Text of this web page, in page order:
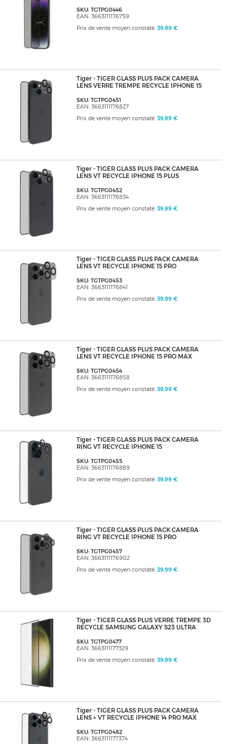
SKU: TGTPG0446
EAN: 3663111176759
Prix de vente moyen constaté: 39,99 €
Tiger - TIGER GLASS PLUS PACK CAMERA
LENS VERRE TREMPE RECYCLE IPHONE 15
SKU: TGTPG0451
EAN: 3663111176827
Prix de vente moyen constaté: 39,99 €
Tiger - TIGER GLASS PLUS PACK CAMERA
LENS VT RECYCLE IPHONE 15 PLUS
SKU: TGTPG0452
EAN: 3663111176834
Prix de vente moyen constaté: 39,99 €
Tiger - TIGER GLASS PLUS PACK CAMERA
LENS VT RECYCLE IPHONE 15 PRO
SKU: TGTPG0453
EAN: 3663111176841
Prix de vente moyen constaté: 39,99 €
Tiger - TIGER GLASS PLUS PACK CAMERA
LENS VT RECYCLE IPHONE 15 PRO MAX
SKU: TGTPG0454
EAN: 3663111176858
Prix de vente moyen constaté: 39,99 €
Tiger - TIGER GLASS PLUS PACK CAMERA
RING VT RECYCLE IPHONE 15
SKU: TGTPG0455
EAN: 3663111176889
Prix de vente moyen constaté: 39,99 €
Tiger - TIGER GLASS PLUS PACK CAMERA
RING VT RECYCLE IPHONE 15 PRO
SKU: TGTPG0457
EAN: 3663111176902
Prix de vente moyen constaté: 39,99 €
Tiger - TIGER GLASS PLUS VERRE TREMPE 3D
RECYCLE SAMSUNG GALAXY S23 ULTRA
SKU: TGTPG0477
EAN: 3663111177329
Prix de vente moyen constaté: 39,99 €
Tiger - TIGER GLASS PLUS PACK CAMERA
LENS + VT RECYCLE IPHONE 14 PRO MAX
SKU: TGTPG0482
EAN: 3663111177374